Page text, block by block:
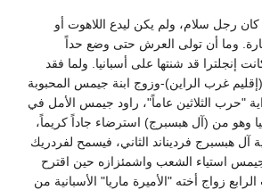
رجل سلام، ولم يكن ليدع اللاهوت أو
وما أن تولى العرش حتى وضع حداً
إنجلترا قد شنتها على أسبانيا. ولما فقد
(إقليم غرب الراين)-وزوج ابنة جيمس المحبوبة
"حرب الثلاثين عاماً"، راود جيمس الأمل في
وهو من (آل هبسبرج) استرضاء جاداً كريماً،
آل هبسبرج فرديناند الثاني، فيسمح لفردريك
استياء الشعب واشمئزازه حين اقترح
زواج أخته "الأميرة ماريا" الأسبانية من